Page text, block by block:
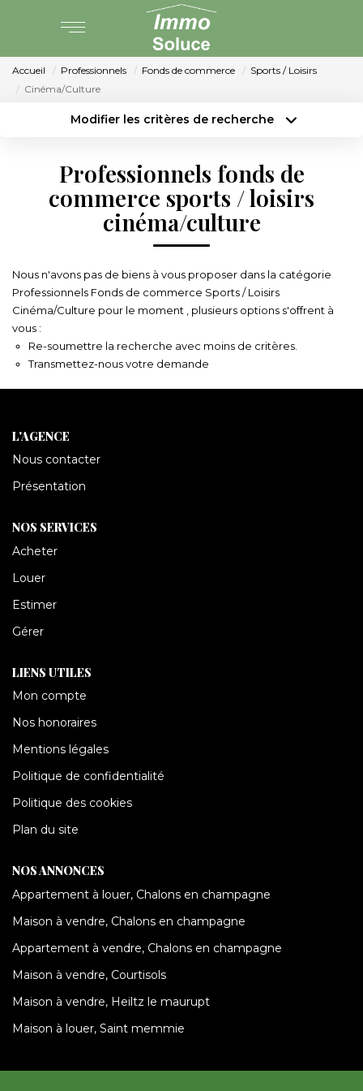
PARTENARIAT
VENTE
LOCATION
GESTION LOCATIVE
CONTACT
Accueil Professionnels Fonds de commerce
Sports / Loisirs
Cinéma/Culture
Modifier les critères de recherche
Sélectionnez...
Type de bien
Surface min
Plus de critères
Professionnels fonds de
commerce sports / loisirs
cinéma/culture
Nous n'avons pas de biens à vous proposer dans la catégorie
Professionnels Fonds de commerce Sports / Loisirs
Cinéma/Culture pour le moment , plusieurs options s'offrent à
vous :
Re-soumettre la recherche avec moins de critères.
Transmettez-nous votre demande
L'AGENCE
Nous contacter
Présentation
NOS SERVICES
Acheter
Louer
Estimer
Gérer
LIENS UTILES
Mon compte
Nos honoraires
Mentions légales
Politique de confidentialité
Politique des cookies
Plan du site
NOS ANNONCES
Appartement à louer, Chalons en champagne
Maison à vendre, Chalons en champagne
Appartement à vendre, Chalons en champagne
Maison à vendre, Courtisols
Maison à vendre, Heiltz le maurupt
Maison à louer, Saint memmie